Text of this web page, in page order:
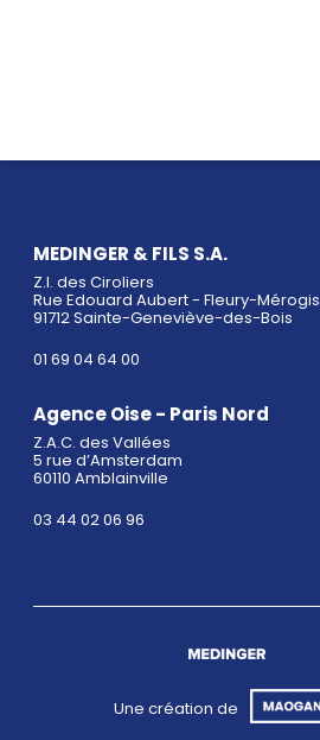
MEDINGER & FILS S.A.
Z.I. des Ciroliers
Rue Edouard Aubert - Fleury-Mérogis
91712 Sainte-Geneviève-des-Bois
01 69 04 64 00
Agence Oise - Paris Nord
Z.A.C. des Vallées
5 rue d’Amsterdam
60110 Amblainville
03 44 02 06 96
Une création de